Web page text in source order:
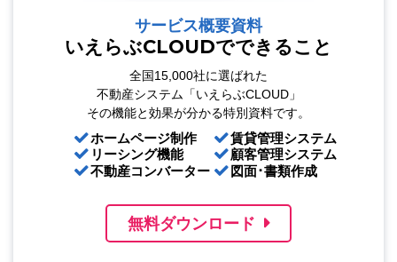
サービス概要資料
いえらぶCLOUDでできること
全国15,000社に選ばれた
不動産システム「いえらぶCLOUD」
その機能と効果が分かる特別資料です。
ホームページ制作
リーシング機能
不動産コンバーター
賃貸管理システム
顧客管理システム
図面･書類作成
無料ダウンロード